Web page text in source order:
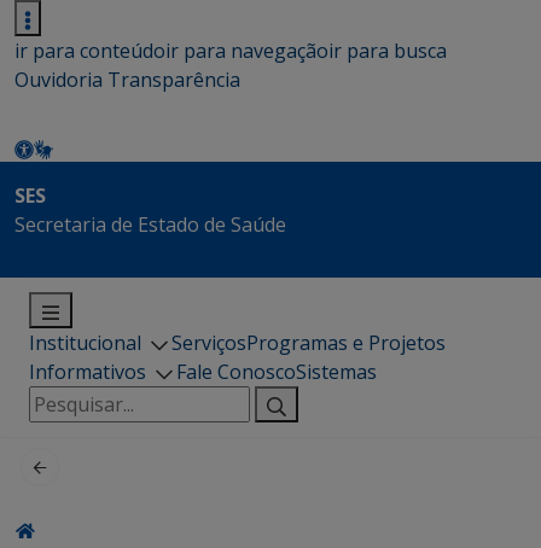
ir para conteúdoir para navegaçãoir para busca
Ouvidoria Transparência
SES
Secretaria de Estado de Saúde
Institucional ServiçosProgramas e Projetos
Informativos
Fale ConoscoSistemas
Pesquisar
por: